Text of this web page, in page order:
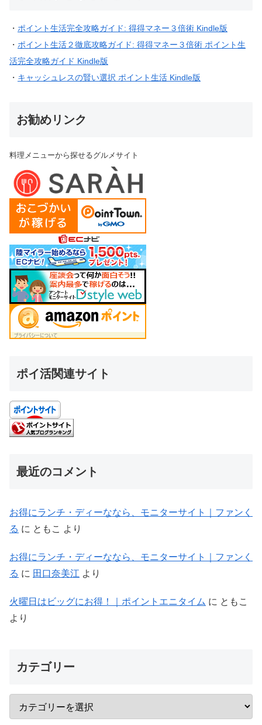
・ ポイント生活完全攻略ガイド: 得得マネー３倍術 Kindle版
・ ポイント生活２徹底攻略ガイド: 得得マネー３倍術 ポイント生
活完全攻略ガイド Kindle版
・ キャッシュレスの賢い選択 ポイント生活 Kindle版
お勧めリンク
料理メニューから探せるグルメサイト
ポイ活関連サイト
最近のコメント
お得にランチ・ディーななら、モニターサイト｜ファンく
る に ともこ より
お得にランチ・ディーななら、モニターサイト｜ファンく
る に 田口奈美江 より
火曜日はビッグにお得！｜ポイントエニタイム に ともこ
より
カテゴリー